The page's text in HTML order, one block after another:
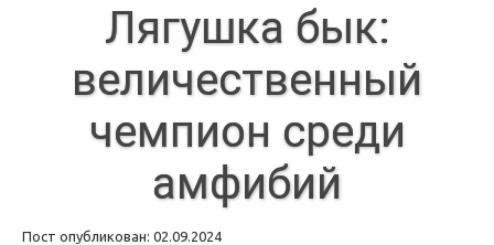
Лягушка бык:
величественный
чемпион среди
амфибий
Пост опубликован: 02.09.2024